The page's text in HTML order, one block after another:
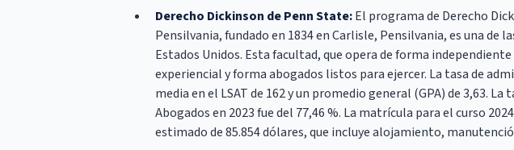
Derecho Dickinson de Penn State:El programa de Derecho
Pensilvania, fundado en 1834 en Carlisle, Pensilvania, es una de
Estados Unidos. Esta facultad, que opera de forma
experiencial y forma abogados listos para ejercer. La tasa de
media en el LSAT de 162 y un promedio general (GPA) de 3,63.
Abogados en 2023 fue del 77,46 %. La matrícula para el curso
estimado de 85.854 dólares, que incluye alojamiento,